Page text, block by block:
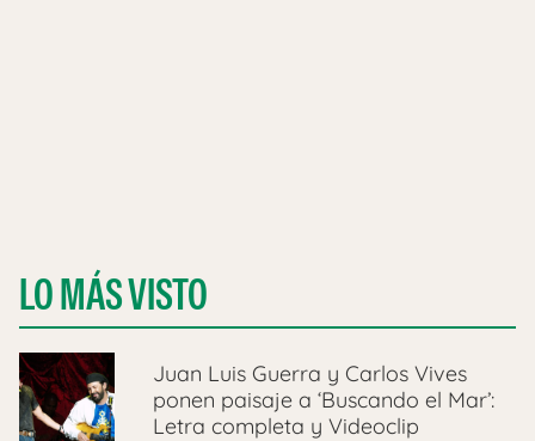
LO MÁS VISTO
Juan Luis Guerra y Carlos Vives
ponen paisaje a ‘Buscando el Mar’:
Letra completa y Videoclip